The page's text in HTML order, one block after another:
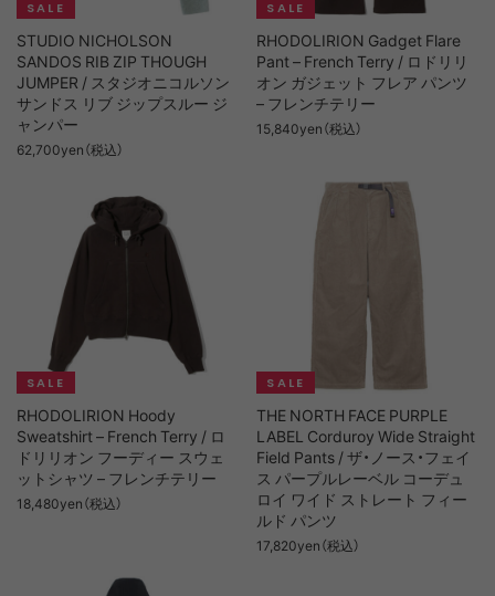
STUDIO NICHOLSON
SANDOS RIB ZIP THOUGH
JUMPER / スタジオニコルソン
サンドス リブ ジップスルー ジ
ャンパー
62,700yen（税込）
RHODOLIRION Gadget Flare
Pant – French Terry / ロドリリ
オン ガジェット フレア パンツ
– フレンチテリー
15,840yen（税込）
RHODOLIRION Hoody
Sweatshirt – French Terry / ロ
ドリリオン フーディー スウェ
ットシャツ – フレンチテリー
18,480yen（税込）
THE NORTH FACE PURPLE
LABEL Corduroy Wide Straight
Field Pants / ザ・ノース・フェイ
ス パープルレーベル コーデュ
ロイ ワイド ストレート フィー
ルド パンツ
17,820yen（税込）